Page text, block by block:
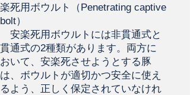
楽死用ボウルト（Penetrating captive
bolt）
安楽死用ボウルトには非貫通式と
貫通式の2種類があります。両方に
おいて、安楽死させようとする豚
は、ボウルトが適切かつ安全に使え
るよう、正しく保定されていなけれ